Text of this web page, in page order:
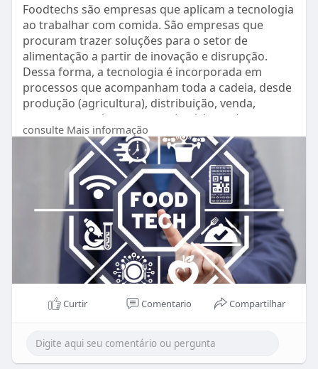
Foodtechs são empresas que aplicam a tecnologia
ao trabalhar com comida. São empresas que
procuram trazer soluções para o setor de
alimentação a partir de inovação e disrupção.
Dessa forma, a tecnologia é incorporada em
processos que acompanham toda a cadeia, desde
produção (agricultura), distribuição, venda,
consumo, serviço e retorno (reciclagem).
https://mercadoeconsumo.com.br..../24/04/2024/f
consulte Mais informação
Curtir Comentario Compartilhar